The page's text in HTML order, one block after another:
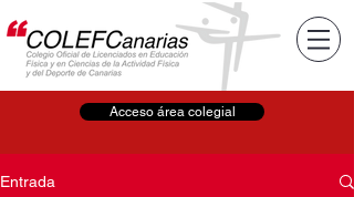
Acceso área colegial
Entrada